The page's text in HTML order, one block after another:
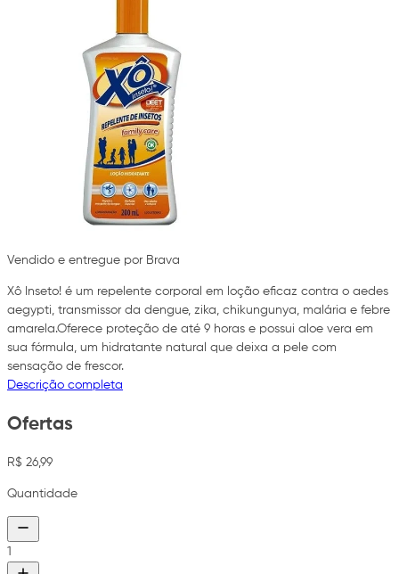
Vendido e entregue por Brava
Xô Inseto! é um repelente corporal em loção eficaz contra o aedes
aegypti, transmissor da dengue, zika, chikungunya, malária e febre
amarela.Oferece proteção de até 9 horas e possui aloe vera em
sua fórmula, um hidratante natural que deixa a pele com
sensação de frescor.
Descrição completa
Ofertas
R$ 26,99
Quantidade
1